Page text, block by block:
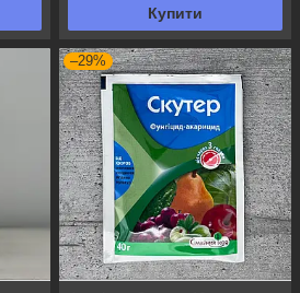
Купити
–29%